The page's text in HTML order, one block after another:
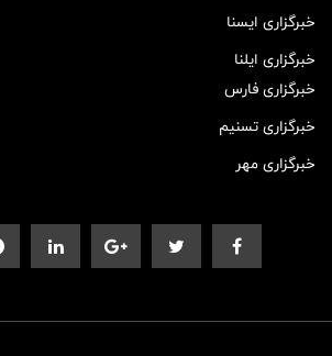
خبرگزاری ایسنا
خبرگزاری ایلنا
خبرگزاری فارس
خبرگزاری تسنیم
خبرگزاری مهر